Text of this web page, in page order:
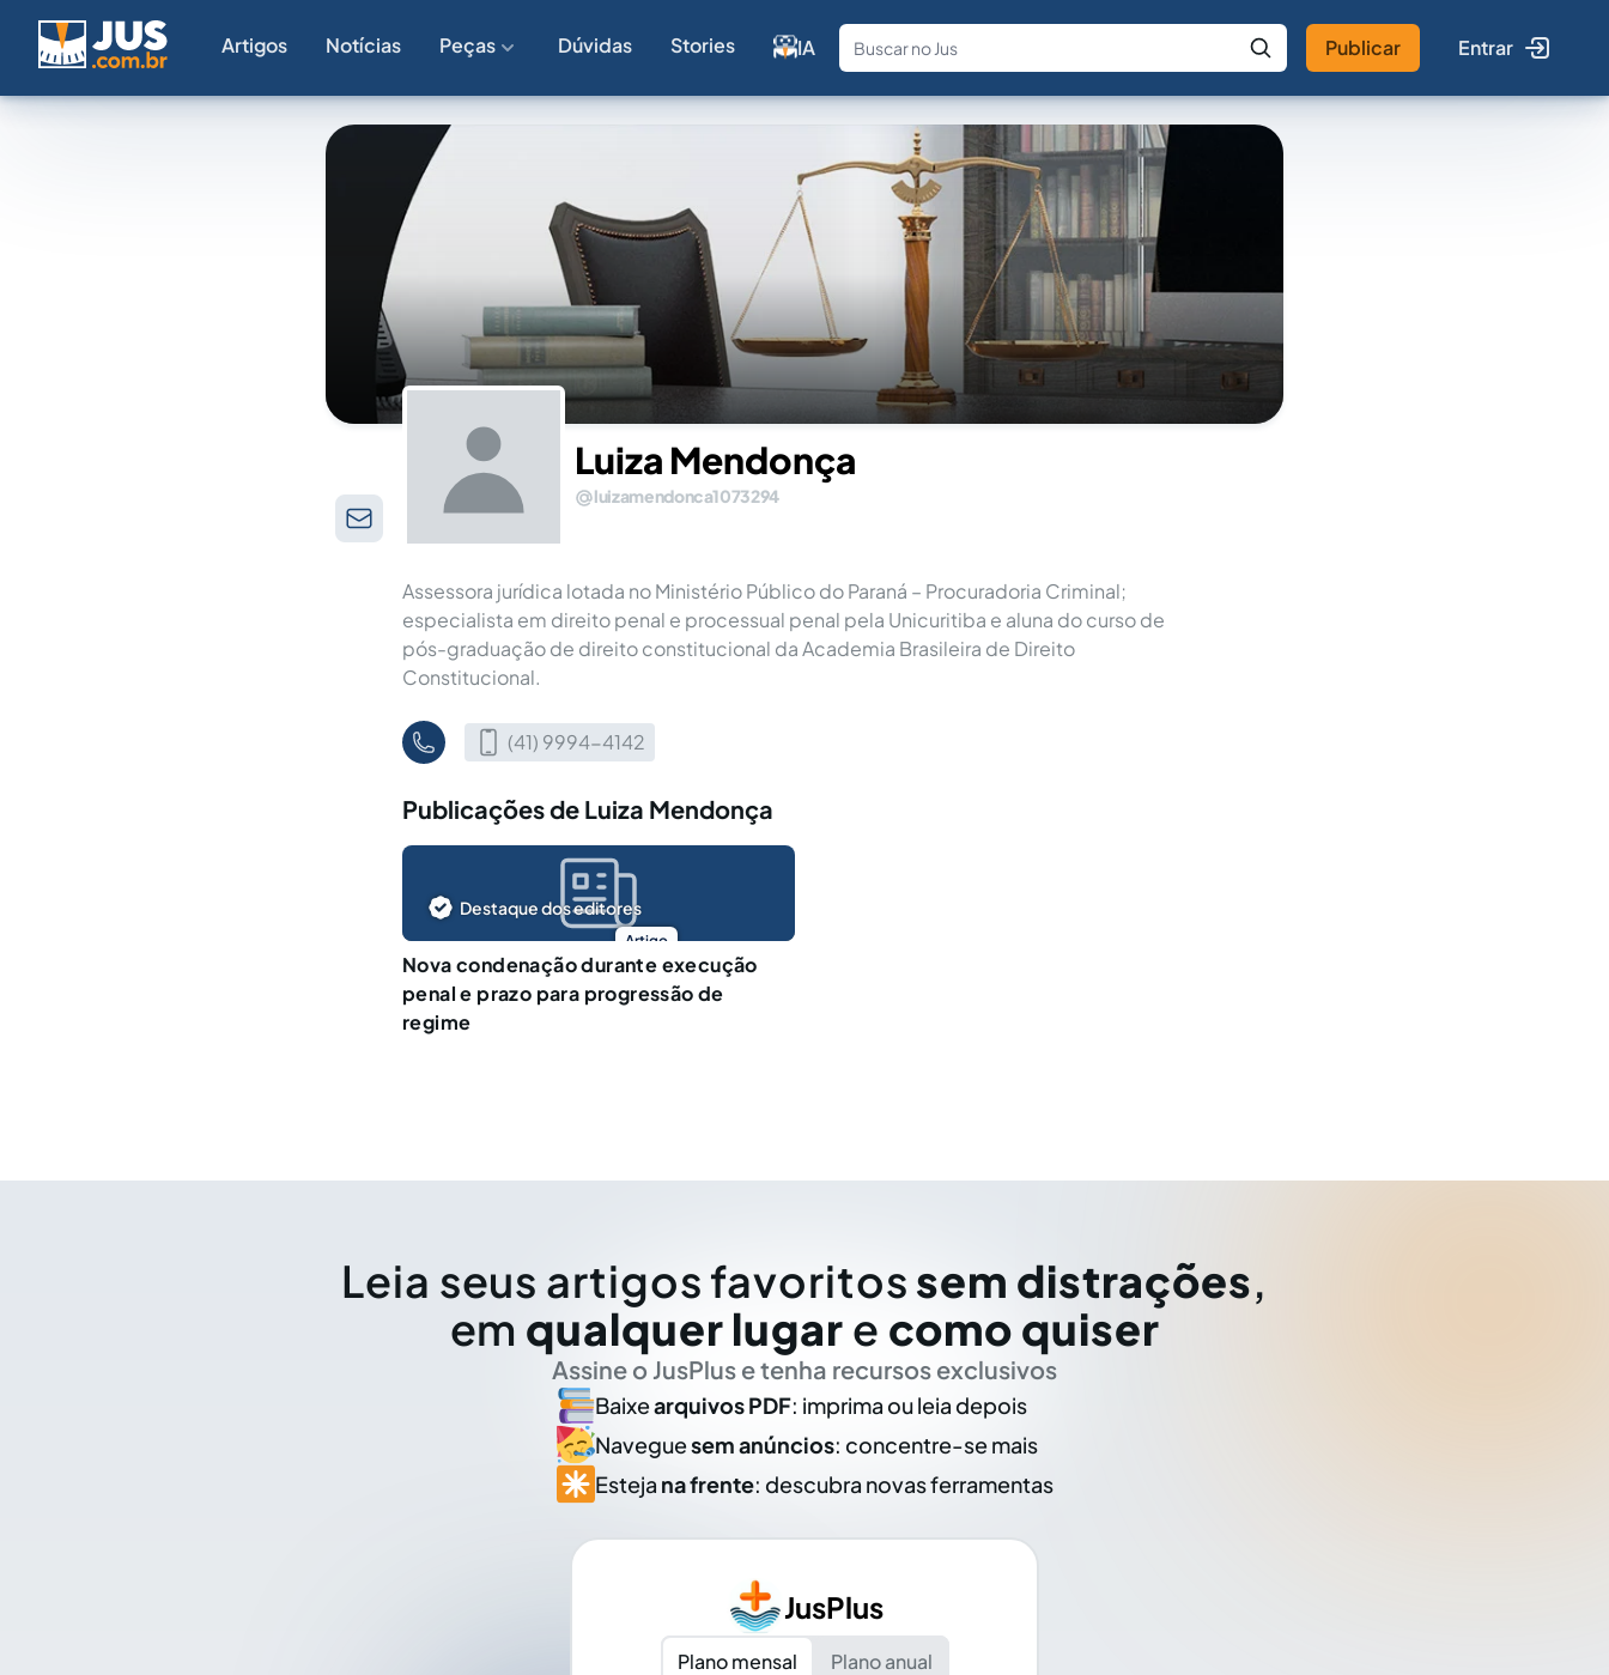
Artigos Notícias Peças Dúvidas Stories IA
Fale com a IA Buscar no Jus
Publicar Entrar
Luiza Mendonça
luizamendonca1073294
Assessora jurídica lotada no Ministério Público do Paraná – Procuradoria Criminal;
especialista em direito penal e processual penal pela Unicuritiba e aluna do curso de
pós-graduação de direito constitucional da Academia Brasileira de Direito
Constitucional.
(41) 9994-4142
Publicações de Luiza Mendonça
Artigo
Destaque dos editores
Nova condenação durante execução
penal e prazo para progressão de
regime
Leia seus artigos favoritos sem distrações,
em qualquer lugar e como quiser
Assine o JusPlus e tenha recursos exclusivos
Baixearquivos PDF: imprima ou leia depois
Naveguesem anúncios: concentre-se mais
Esteja na frente: descubra novas ferramentas
JusPlus
Plano mensal
Plano anual